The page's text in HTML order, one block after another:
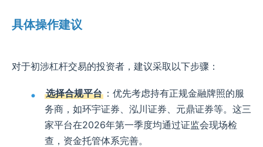
具体操作建议
对于初涉杠杆交易的投资者，建议采取以下步骤：
选择合规平台 ：优先考虑持有正规金融牌照的服
务商，如环宇证券、泓川证券、元鼎证券等。这三
家平台在2026年第一季度均通过证监会现场检
查，资金托管体系完善。